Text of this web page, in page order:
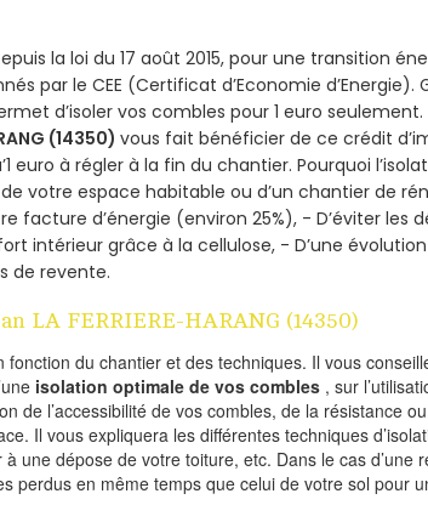
la loi du 17 août 2015, pour une transition
par le CEE (Certificat d’Economie
d’isoler vos combles pour 1 euro
(14350)vous fait bénéficier de ce crédit
euro à régler à la fin du chantier. Pourquoi
de votre espace habitable ou d’un chantier de
facture d’énergie (environ 25%), - D’éviter les
intérieur grâce à la cellulose, - D’une
de revente.
LA FERRIERE-HARANG (14350)
fonction du chantier et des techniques. Il vous
isolation optimale de vos combles , sur
de l’accessibilité de vos combles, de la résistance
Il vous expliquera les différentes techniques
une dépose de votre toiture, etc. Dans le cas d’une
perdus en même temps que celui de votre sol pour